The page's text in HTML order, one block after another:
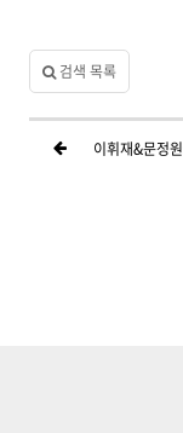
검색 목록
이휘재&문정